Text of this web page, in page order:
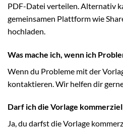
PDF-Datei verteilen. Alternativ
gemeinsamen Plattform wie
hochladen.
Was mache ich, wenn ich
Wenn du Probleme mit der
kontaktieren. Wir helfen dir
Darf ich die Vorlage
Ja, du darfst die Vorlage